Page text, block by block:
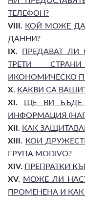
ТЕЛЕФОН?
VIII. КОЙ МОЖЕ ДА
ДАННИ?
IX. ПРЕДАВАТ
ТРЕТИ
ИКОНОМИЧЕСКО
X. КАКВИ СА
XI.
ЩЕ ВИ БЪДЕ
ИНФОРМАЦИЯ
XII. КАК
XIII. КОИ
ГРУПА MODIVO?
XIV. ПРЕПРАТКИ
XV. МОЖЕ ЛИ
ПРОМЕНЕНА И КАК